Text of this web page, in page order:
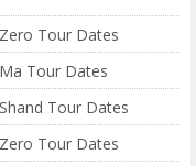
Tour Dates
Tour Dates
Tour Dates
Tour Dates